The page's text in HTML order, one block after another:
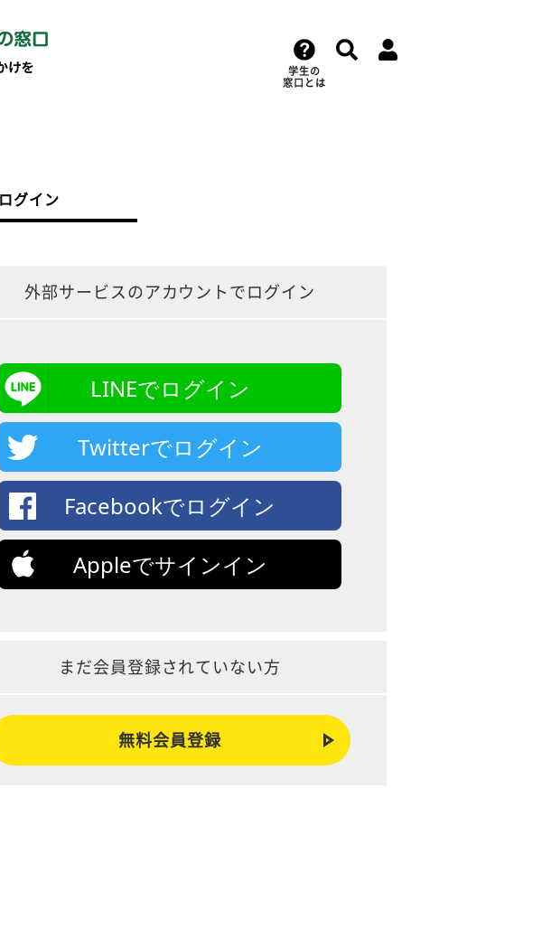
学生の
窓口とは
ログイン
外部サービスのアカウントでログイン
LINEでログイン
Twitterでログイン
Facebookでログイン
Appleでサインイン
まだ会員登録されていない方
無料会員登録